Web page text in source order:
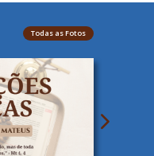
Todas as Fotos